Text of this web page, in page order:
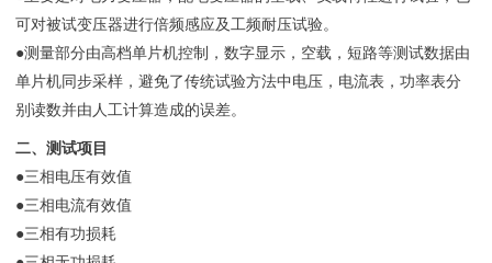
可对被试变压器进行倍频感应及工频耐压试验。
●测量部分由高档单片机控制，数字显示，空载，短路等测试数据由
单片机同步采样，避免了传统试验方法中电压，电流表，功率表分
别读数并由人工计算造成的误差。
二、测试项目
●三相电压有效值
●三相电流有效值
●三相有功损耗